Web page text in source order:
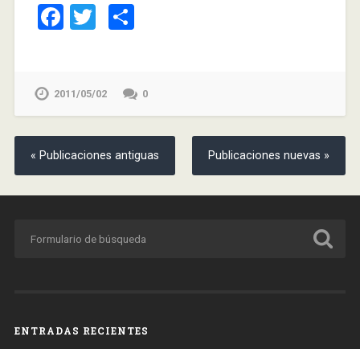
Facebook
TwitterCompartir
2011/05/02 0
« Publicaciones antiguas Publicaciones nuevas »
ENTRADAS RECIENTES